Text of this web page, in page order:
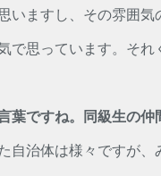
いますし、その雰囲
で思っています。そ
ですね。同級生の仲
自治体は様々ですが